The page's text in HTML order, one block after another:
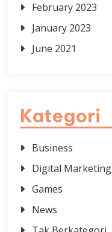
February 2023
January 2023
June 2021
Kategori
Business
Digital Marketing
Games
News